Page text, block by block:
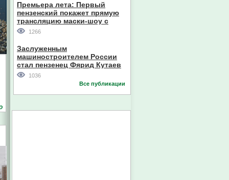
Премьера лета: Первый
пензенский покажет прямую
трансляцию маски-шоу с
участием компании из Южной
1266
Заслуженным
машиностроителем России
стал пензенец Фярид Кутаев
1036
Все публикации